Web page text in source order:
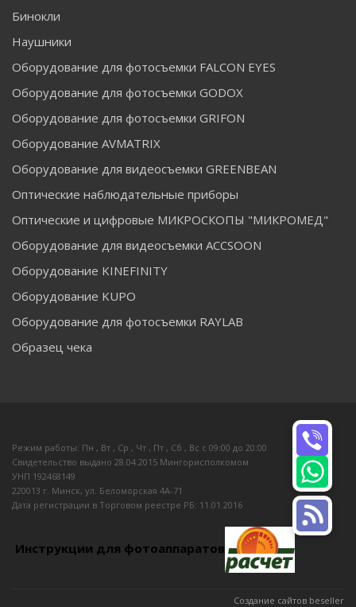
Бинокли
Наушники
Оборудование для фотосъемки FALCON EYES
Оборудование для фотосъемки GODOX
Оборудование для фотосъемки GRIFON
Оборудование AVMATRIX
Оборудование для видеосъемки GREENBEAN
Оптические наблюдательные приборы
Оптические и цифровые МИКРОСКОПЫ "МИКРОМЕД"
Оборудование для видеосъемки ACCSOON
Оборудование KINEFINITY
Оборудование KUPO
Оборудование для фотосъемки RAYLAB
Образец чека
Режим работы: Пн , Вт , Ср , Чт , Пт , Сб , Вс c 09:00 до 20:00
Свидетельство выдано 28.04.2015 Мингорисполкомом
УНП 192468149
220013 г. Минск, ул. Беломорская 4А-71
Дата регистрации в Торговом реестре РБ: 11.01.2016
Инструкции для фотоаппаратов
Создание сайтов beseller